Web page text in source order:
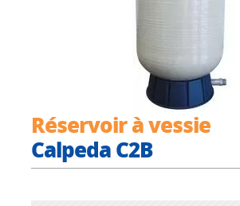
Réservoir à vessie
Calpeda C2B